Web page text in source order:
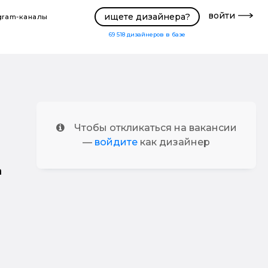
каналы ищете дизайнера?
69 518 дизайнеров в базе
войти
Чтобы откликаться на вакансии
— войдите как дизайнер